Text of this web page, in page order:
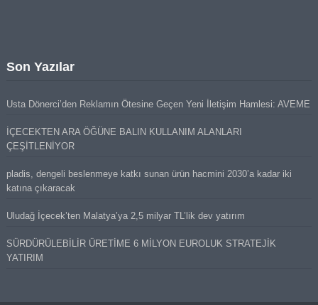
Son Yazılar
Usta Dönerci’den Reklamın Ötesine Geçen Yeni İletişim Hamlesi: AVEME
İÇECEKTEN ARA ÖĞÜNE BALIN KULLANIM ALANLARI
ÇEŞİTLENİYOR
pladis, dengeli beslenmeye katkı sunan ürün hacmini 2030’a kadar iki
katına çıkaracak
Uludağ İçecek’ten Malatya’ya 2,5 milyar TL’lik dev yatırım
SÜRDÜRÜLEBİLİR ÜRETİME 6 MİLYON EUROLUK STRATEJİK
YATIRIM